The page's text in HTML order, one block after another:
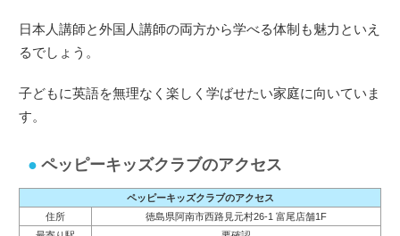
日本人講師と外国人講師の両方から学べる体制も魅力といえ
るでしょう。
子どもに英語を無理なく楽しく学ばせたい家庭に向いていま
す。
ペッピーキッズクラブのアクセス
ペッピーキッズクラブのアクセス
住所
徳島県阿南市西路見元村26-1 富尾店舗1F